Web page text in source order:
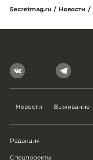
Secretmag.ru / Новости /
Новости Выживание
Редакция
Спецпроекты